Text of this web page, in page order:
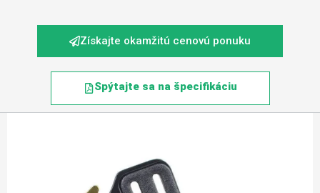
Získajte okamžitú cenovú ponuku
Spýtajte sa na špecifikáciu